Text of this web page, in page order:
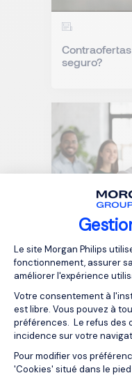
Plateforme de
Le site Morgan Philips
fonctionnement, assurer
améliorer l'expérience
Votre consentement à
est libre. Vous pouvez à
préférences. Le refus des
incidence sur votre
Pour modifier vos
'Cookies' situé dans le
seguro?
Artículos
México: Todo